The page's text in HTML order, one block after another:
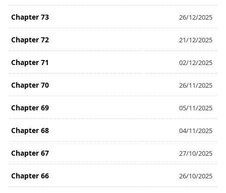
Chapter 73 26/12/2025
Chapter 72 21/12/2025
Chapter 71 02/12/2025
Chapter 70 26/11/2025
Chapter 69 05/11/2025
Chapter 68 04/11/2025
Chapter 67 27/10/2025
Chapter 66 26/10/2025